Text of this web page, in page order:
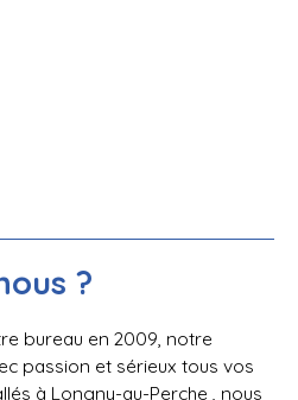
?
bureau en 2009, notre
passion et sérieux tous vos
à Longny-au-Perche , nous